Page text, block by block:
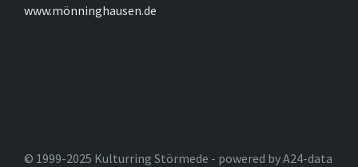
www.mönninghausen.de
© 1999-2025 Kulturring Störmede - powered by A24-data